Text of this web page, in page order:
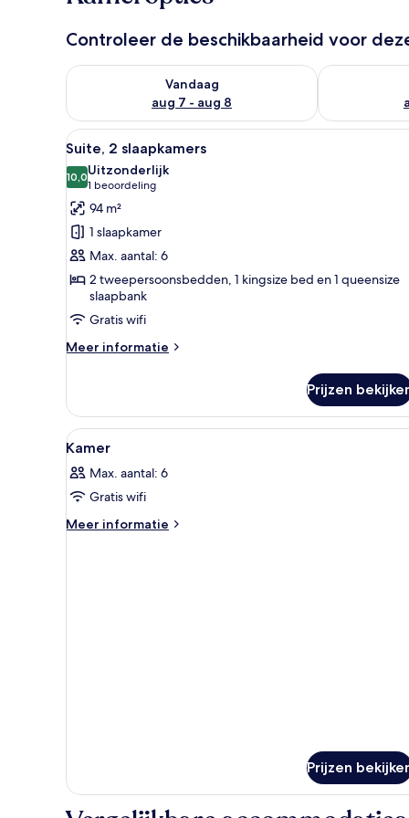
Controleer de beschikbaarheid voor
Vandaag
aug 7 - aug 8
De beschikbaarheid controleren voor vanavond aug
De
Alle
foto's
voor
Suite,
2
slaapkamers
laden
Hotelkamer met een bed,
15
Suite, 2 slaapkamers
10,010,0 van 10
Uitzonderlijk
1 beoordeling
(1
beoordeling)
94 m²
1 slaapkamer
Max. aantal: 6
2 tweepersoonsbedden, 1 kingsize bed en 1 queensize
slaapbank
Gratis wifi
Meer informatie
Meer
2
slaapkamers
Prijzen
Alle
foto's
voor
Kamer
laden
Een hotelkamer met een
15
Kamer
Max. aantal: 6
Gratis wifi
Meer informatie
Meer
Prijzen